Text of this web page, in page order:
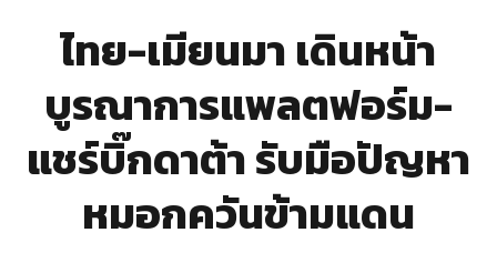
ไทย-เมียนมา เดินหน้า
บูรณาการแพลตฟอร์ม-
แชร์บิ๊กดาต้า รับมือปัญหา
หมอกควันข้ามแดน